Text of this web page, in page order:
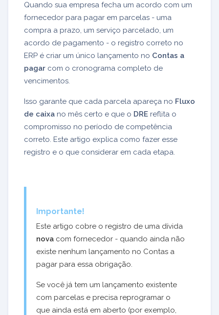
Quando sua empresa fecha um acordo com um
fornecedor para pagar em parcelas - uma
compra a prazo, um serviço parcelado, um
acordo de pagamento - o registro correto no
ERP é criar um único lançamento no Contas a
pagar com o cronograma completo de
vencimentos.
Isso garante que cada parcela apareça no Fluxo
de caixa no mês certo e que o DRE reflita o
compromisso no período de competência
correto. Este artigo explica como fazer esse
registro e o que considerar em cada etapa.
Importante!
Este artigo cobre o registro de uma dívida
nova com fornecedor - quando ainda não
existe nenhum lançamento no Contas a
pagar para essa obrigação.
Se você já tem um lançamento existente
com parcelas e precisa reprogramar o
que ainda está em aberto (por exemplo,